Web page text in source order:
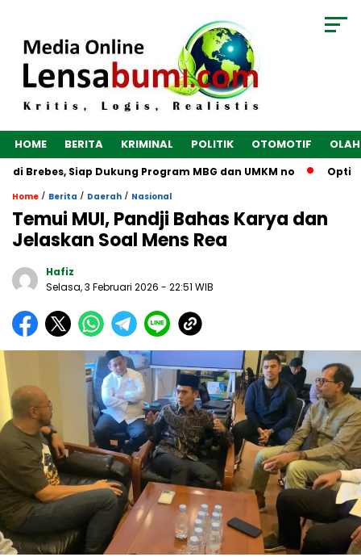
HOME BERITA KRIMINAL POLITIK OTOMOTIF
Brebes, Siap Dukung Program MBG dan UMKM no
Home / Berita / Daerah / Nasional
Temui MUI, Pandji Bahas Karya dan
Jelaskan Soal Mens Rea
Hafiz
Selasa, 3 Februari 2026 - 22:51 WIB